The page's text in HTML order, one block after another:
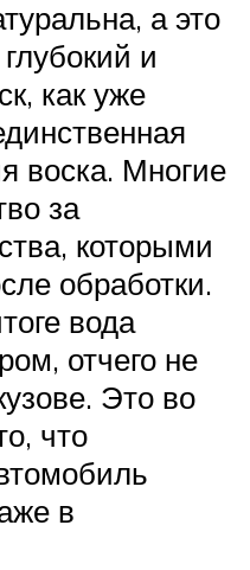
а это
и
как уже
воска. Многие
за
которыми
обработки.
вода
отчего не
Это во
что
в